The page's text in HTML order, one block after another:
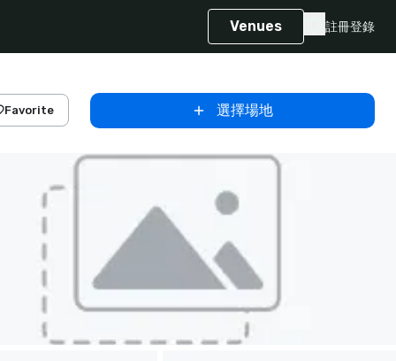
Venues 註冊登錄
Favorite 選擇場地